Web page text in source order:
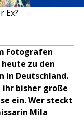
Ex?
Fotografen
zu den
in Deutschland.
bisher große
ein. Wer steckt
Mila